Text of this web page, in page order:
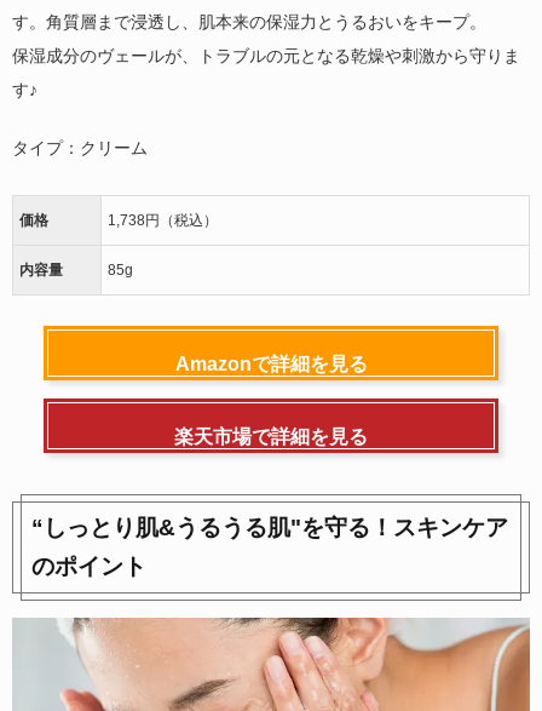
す。角質層まで浸透し、肌本来の保湿力とうるおいをキープ。
保湿成分のヴェールが、トラブルの元となる乾燥や刺激から守りま
す♪
タイプ：クリーム
価格 1,738円（税込）
内容量 85g
Amazonで詳細を見る
楽天市場で詳細を見る
“しっとり肌&うるうる肌"を守る！スキンケア
のポイント